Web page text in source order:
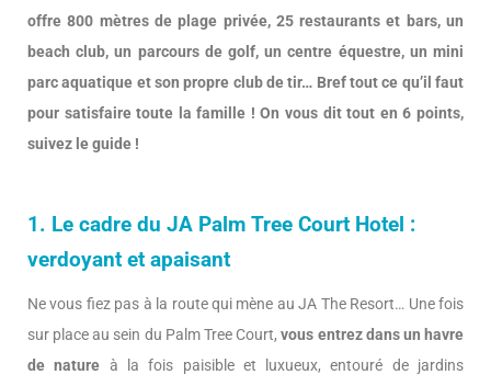
offre 800 mètres de plage privée, 25 restaurants et bars, un
beach club, un parcours de golf, un centre équestre, un mini
parc aquatique et son propre club de tir… Bref tout ce qu’il faut
pour satisfaire toute la famille ! On vous dit tout en 6 points,
suivez le guide !
1. Le cadre du JA Palm Tree Court Hotel :
verdoyant et apaisant
Ne vous fiez pas à la route qui mène au JA The Resort… Une fois
sur place au sein du Palm Tree Court,vous entrez dans un havre
de nature à la fois paisible et luxueux, entouré de jardins